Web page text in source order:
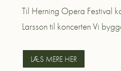
Til Herning Opera Festival
Larsson til koncerten Vi
LÆS MERE HER